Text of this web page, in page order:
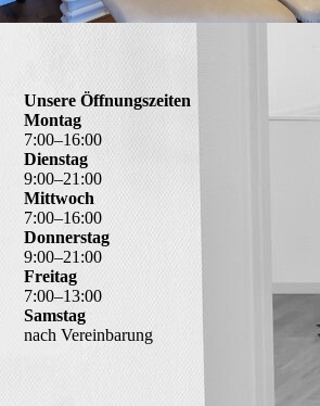
Unsere Öffnungszeiten
Montag
7:00–16:00
Dienstag
9:00–21 :00
Mittwoch
7:00–16:00
Donnerstag
9:00–21 :00
Freitag
7:00–13:00
Samstag
nach Vereinbarung